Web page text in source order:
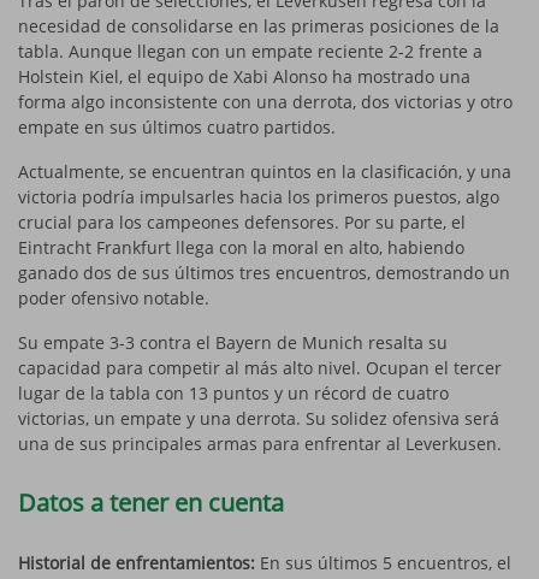
necesidad de consolidarse en las primeras posiciones de la
tabla. Aunque llegan con un empate reciente 2-2 frente a
Holstein Kiel, el equipo de Xabi Alonso ha mostrado una
forma algo inconsistente con una derrota, dos victorias y otro
empate en sus últimos cuatro partidos.
Actualmente, se encuentran quintos en la clasificación, y una
victoria podría impulsarles hacia los primeros puestos, algo
crucial para los campeones defensores. Por su parte, el
Eintracht Frankfurt llega con la moral en alto, habiendo
ganado dos de sus últimos tres encuentros, demostrando un
poder ofensivo notable.
Su empate 3-3 contra el Bayern de Munich resalta su
capacidad para competir al más alto nivel. Ocupan el tercer
lugar de la tabla con 13 puntos y un récord de cuatro
victorias, un empate y una derrota. Su solidez ofensiva será
una de sus principales armas para enfrentar al Leverkusen.
Datos a tener en cuenta
Historial de enfrentamientos: En sus últimos 5 encuentros, el